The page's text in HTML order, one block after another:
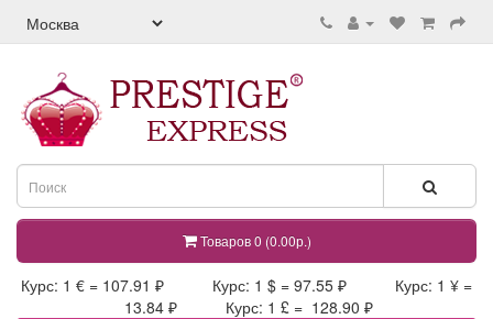
Товаров 0 (0.00р.)
Курс: 1 € = 107.91 ₽ Курс: 1 $ = 97.55 ₽ Курс: 1 ¥ =
13.84 ₽ Курс: 1 £ = 128.90 ₽